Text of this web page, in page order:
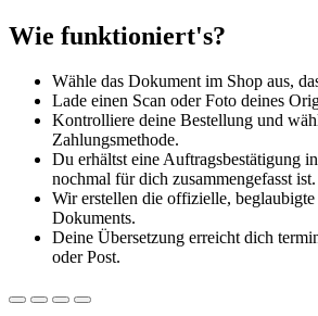
Wie funktioniert's?
Wähle das Dokument im Shop aus,
Lade einen Scan oder Foto deines
Kontrolliere deine Bestellung und
Zahlungsmethode.
Du erhältst eine Auftragsbestätigung
nochmal für dich zusammengefasst ist.
Wir erstellen die offizielle, beglaubigte
Dokuments.
Deine Übersetzung erreicht dich
oder Post.